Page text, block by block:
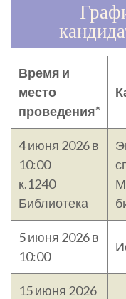
Время и
место
проведения*
4 июня 2026 в
10:00
к.1240
Библиотека
5 июня 2026 в
10:00
15 июня 2026